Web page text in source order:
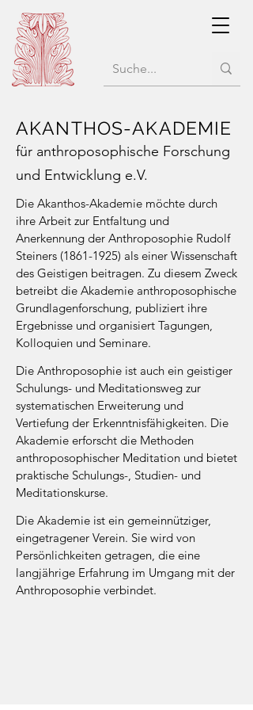
AKANTHOS-AKADEMIE
für anthroposophische Forschung
und Entwicklung e.V.
Die Akanthos-Akademie möchte durch
ihre Arbeit zur Entfaltung und
Anerkennung der Anthroposophie Rudolf
Steiners (1861-1925) als einer Wissenschaft
des Geistigen beitragen. Zu diesem Zweck
betreibt die Akademie anthroposophische
Grundlagenforschung, publiziert ihre
Ergebnisse und organisiert Tagungen,
Kolloquien und Seminare.
Die Anthroposophie ist auch ein geistiger
Schulungs- und Meditationsweg zur
systematischen Erweiterung und
Vertiefung der Erkenntnisfähigkeiten. Die
Akademie erforscht die Methoden
anthroposophischer Meditation und bietet
praktische Schulungs-, Studien- und
Meditationskurse.
Die Akademie ist ein gemeinnütziger,
eingetragener Verein. Sie wird von
Persönlichkeiten getragen, die eine
langjährige Erfahrung im Umgang mit der
Anthroposophie verbindet.